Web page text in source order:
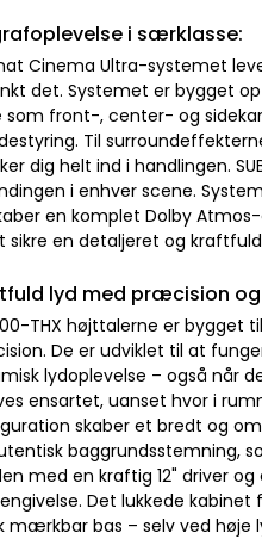
i særklasse:
Cinema Ultra-systemet
det. Systemet er bygget op
som front-, center- og
Til
dig helt ind i handlingen.
i enhver scene.
en komplet Dolby
sikre en detaljeret og
lyd med præcision
THX højttalerne er
De er udviklet til at
lydoplevelse – også når
ensartet, uanset hvor i
skaber et bredt og
baggrundsstemning,
med en kraftig 12" driver
Det lukkede
mærkbar bas – selv ved høje